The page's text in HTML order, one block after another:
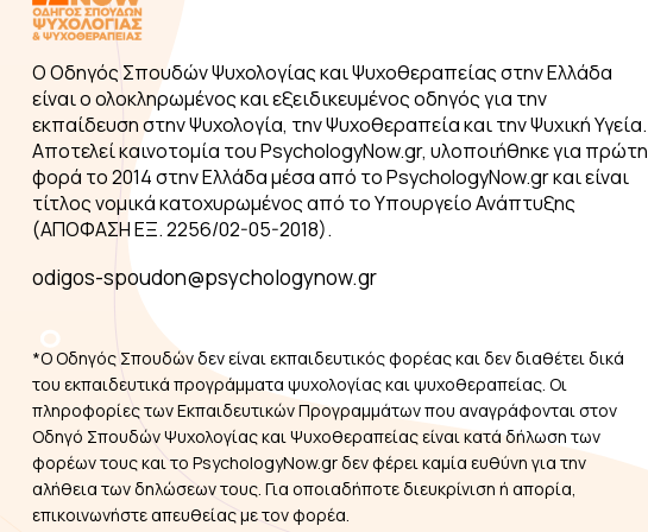
Ο Οδηγός Σπουδών Ψυχολογίας και Ψυχοθεραπείας στην Ελλάδα
είναι ο ολοκληρωμένος και εξειδικευμένος οδηγός για την
εκπαίδευση στην Ψυχολογία, την Ψυχοθεραπεία και την Ψυχική Υγεία.
Αποτελεί καινοτομία του PsychologyNow.gr, υλοποιήθηκε για πρώτη
φορά το 2014 στην Ελλάδα μέσα από το PsychologyNow.gr και είναι
τίτλος νομικά κατοχυρωμένος από το Υπουργείο Ανάπτυξης
(ΑΠΟΦΑΣΗ ΕΞ. 2256/02-05-2018).
odigos-spoudon@psychologynow.gr
*Ο Οδηγός Σπουδών δεν είναι εκπαιδευτικός φορέας και δεν διαθέτει δικά
του εκπαιδευτικά προγράμματα ψυχολογίας και ψυχοθεραπείας. Οι
πληροφορίες των Εκπαιδευτικών Προγραμμάτων που αναγράφονται στον
Οδηγό Σπουδών Ψυχολογίας και Ψυχοθεραπείας είναι κατά δήλωση των
φορέων τους και το PsychologyNow.gr δεν φέρει καμία ευθύνη για την
αλήθεια των δηλώσεων τους. Για οποιαδήποτε διευκρίνιση ή απορία,
επικοινωνήστε απευθείας με τον φορέα.